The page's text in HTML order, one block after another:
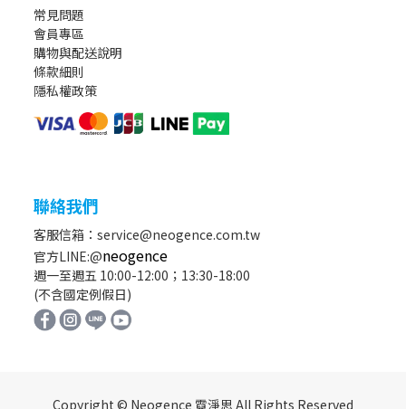
常見問題
會員專區
購物與配送說明
條款細則
隱私權政策
聯絡我們
客服信箱：service@neogence.com.tw
官方LINE:@neogence
週一至週五 10:00-12:00；13:30-18:00
(不含國定例假日)
Copyright © Neogence 霓淨思 All Rights Reserved